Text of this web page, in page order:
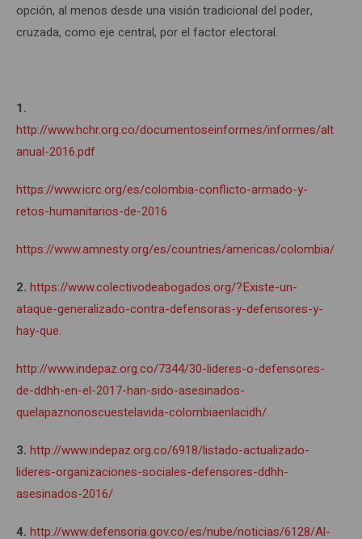
opción, al menos desde una visión tradicional del poder,
cruzada, como eje central, por el factor electoral.
1.
http://www.hchr.org.co/documentoseinformes/informes/
anual-2016.pdf
https://www.icrc.org/es/colombia-conflicto-armado-y-
retos-humanitarios-de-2016
https://www.amnesty.org/es/countries/americas/colombia/
2. https://www.colectivodeabogados.org/?Existe-un-
ataque-generalizado-contra-defensoras-y-defensores-y-
hay-que.
http://www.indepaz.org.co/7344/30-lideres-o-defensores-
de-ddhh-en-el-2017-han-sido-asesinados-
quelapaznonoscuestelavida-colombiaenlacidh/.
3. http://www.indepaz.org.co/6918/listado-actualizado-
lideres-organizaciones-sociales-defensores-ddhh-
asesinados-2016/
4. http://www.defensoria.gov.co/es/nube/noticias/6128/Al-